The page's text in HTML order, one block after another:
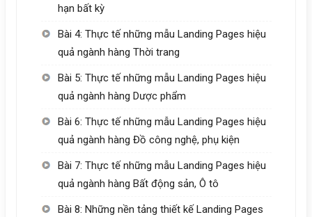
hạn bất kỳ
Bài 4: Thực tế những mẫu Landing Pages hiệu
quả ngành hàng Thời trang
Bài 5: Thực tế những mẫu Landing Pages hiệu
quả ngành hàng Dược phẩm
Bài 6: Thực tế những mẫu Landing Pages hiệu
quả ngành hàng Đồ công nghệ, phụ kiện
Bài 7: Thực tế những mẫu Landing Pages hiệu
quả ngành hàng Bất động sản, Ô tô
Bài 8: Những nền tảng thiết kế Landing Pages